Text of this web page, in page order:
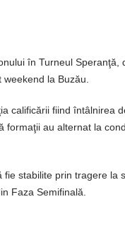
în Turneul Speranţă,
la Buzău.
calificării fiind întâlnirea
formaţii au alternat la
stabilite prin tragere la
Faza Semifinală.